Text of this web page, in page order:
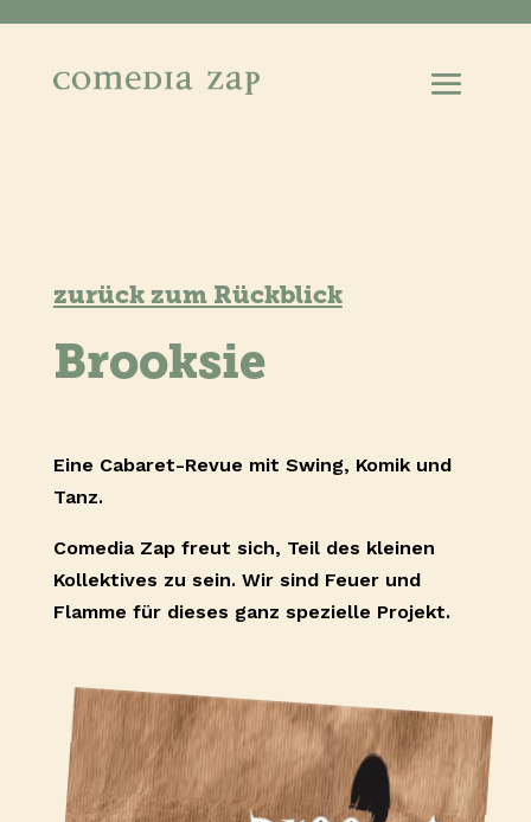
zurück zum Rückblick
Brooksie
Eine Cabaret-Revue mit Swing, Komik und
Tanz.
Comedia Zap freut sich, Teil des kleinen
Kollektives zu sein. Wir sind Feuer und
Flamme für dieses ganz spezielle Projekt.